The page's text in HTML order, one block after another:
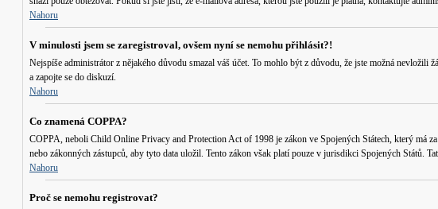
Nahoru
V minulosti jsem se zaregistroval, ovšem nyní se nemohu přihlásit?!
Nejspíše administrátor z nějakého důvodu smazal váš účet. To mohlo být z důvodu, že jste možná
a zapojte se do diskuzí.
Nahoru
Co znamená COPPA?
COPPA, neboli Child Online Privacy and Protection Act of 1998 je zákon ve Spojených Státech, který má
nebo zákonných zástupců, aby tyto data uložil. Tento zákon však platí pouze v jurisdikci Spojených Států.
Nahoru
Proč se nemohu registrovat?